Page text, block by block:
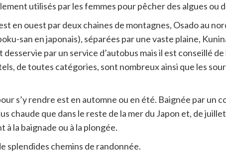
utilisés par les femmes pour pêcher des algues ou
en ouest par deux chaines de montagnes, Osado au
san en japonais), séparées par une vaste plaine,
desservie par un service d’autobus mais il est conseillé
de toutes catégories, sont nombreux ainsi que les
s’y rendre est en automne ou en été. Baignée par un
chaude que dans le reste de la mer du Japon et, de
à la baignade ou à la plongée.
splendides chemins de randonnée.